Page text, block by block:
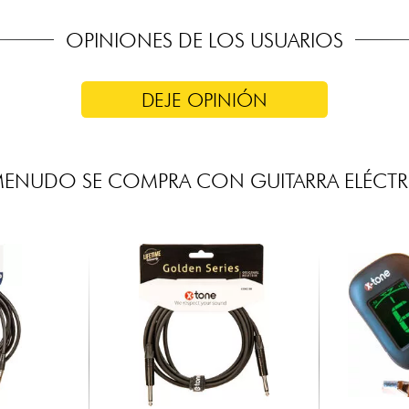
OPINIONES DE LOS USUARIOS
DEJE OPINIÓN
SE COMPRA CON GUITARRA